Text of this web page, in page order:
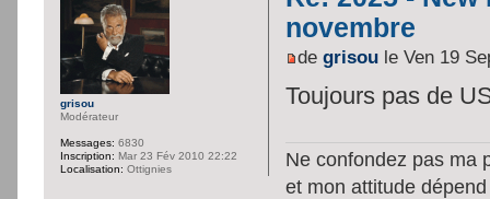
novembre
degrisou le Ven 19
Toujours pas de
Ne confondez pas ma
et mon attitude
grisou
Modérateur
Messages: 6830
Inscription: Mar 23 Fév 2010 22:22
Localisation: Ottignies